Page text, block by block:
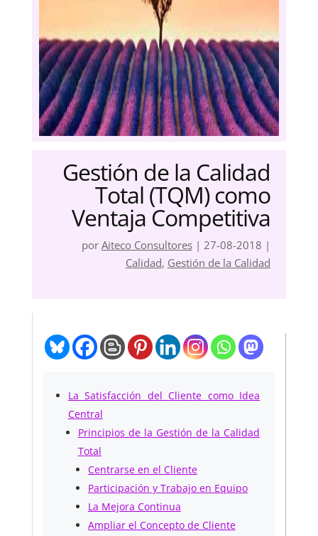
Gestión de la Calidad
Total (TQM) como
Ventaja Competitiva
por Aiteco Consultores| 27-08-2018 |
Calidad, Gestión de la Calidad
La Satisfacción del Cliente como Idea
Central
Principios de la Gestión de la Calidad
Total
Centrarse en el Cliente
Participación y Trabajo en Equipo
La Mejora Continua
Ampliar el Concepto de Cliente